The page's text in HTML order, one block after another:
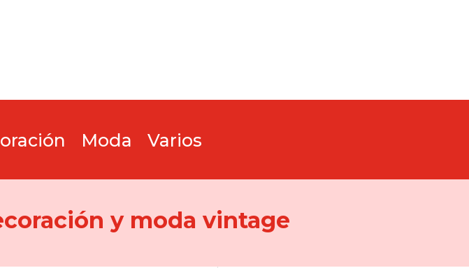
Moda Varios
y moda vintage